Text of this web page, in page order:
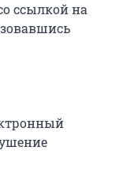
ссылкой на